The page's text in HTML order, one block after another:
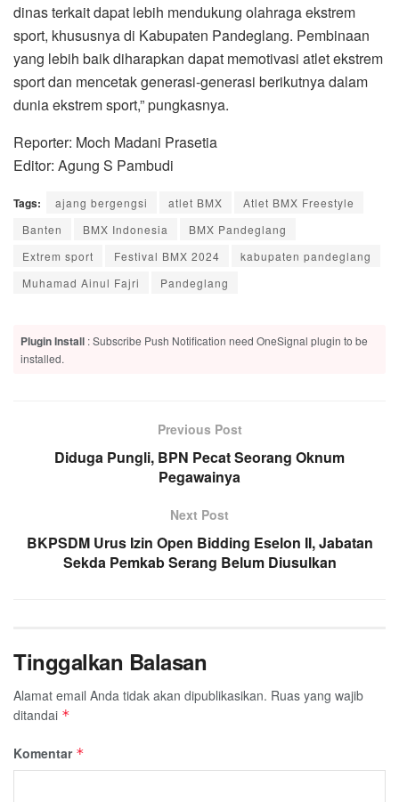
dinas terkait dapat lebih mendukung olahraga ekstrem
sport, khususnya di Kabupaten Pandeglang. Pembinaan
yang lebih baik diharapkan dapat memotivasi atlet ekstrem
sport dan mencetak generasi-generasi berikutnya dalam
dunia ekstrem sport,” pungkasnya.
Reporter: Moch Madani Prasetia
Editor: Agung S Pambudi
Tags: ajang bergengsi atlet BMX
Atlet BMX Freestyle
Banten
BMX Indonesia
BMX Pandeglang
Extrem sport
Festival BMX 2024
kabupaten pandeglang
Muhamad Ainul Fajri
Pandeglang
Plugin Install : Subscribe Push Notification need OneSignal plugin to be
installed.
Previous Post
Diduga Pungli, BPN Pecat Seorang Oknum
Pegawainya
Next Post
BKPSDM Urus Izin Open Bidding Eselon II, Jabatan
Sekda Pemkab Serang Belum Diusulkan
Tinggalkan Balasan
Alamat email Anda tidak akan dipublikasikan. Ruas yang wajib
ditandai *
Komentar *